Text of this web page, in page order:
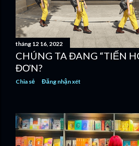
tháng 12 16, 2022
CHÚNG TA ĐANG “TIẾN
ĐƠN?
Chia sẻ Đăng nhận xét